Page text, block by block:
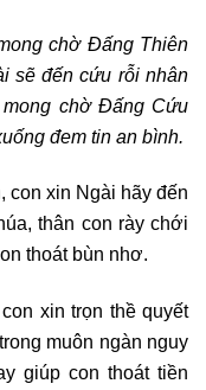
chờ Đấng Thiên
sẽ đến cứu rỗi nhân
chờ Đấng Cứu
đem tin an bình.
con xin Ngài hãy đến
thân con rày chới
thoát bùn nhơ.
xin trọn thề quyết
muôn ngàn nguy
giúp con thoát tiền